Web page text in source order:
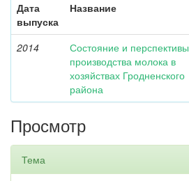
Дата
выпуска
Название
2014
Состояние и перспективы
производства молока в
хозяйствах Гродненского
района
Просмотр
Тема